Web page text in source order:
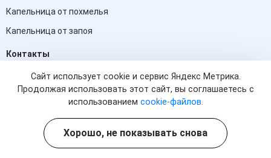
Капельница от похмелья
Капельница от запоя
Контакты
+7 (861) 217-66-26
(информационная служба)
Краснодар, ул. им. Дзержинского, д. 8
info@med-ug.clinic
Сайт использует cookie и сервис Яндекс Метрика.
Продолжая использовать этот сайт, вы соглашаетесь с
использованием cookie-файлов.
Хорошо, не показывать снова